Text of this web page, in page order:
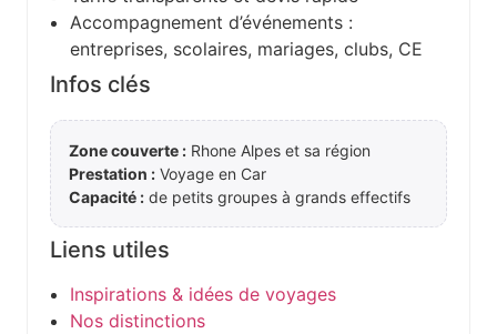
Accompagnement d’événements :
entreprises, scolaires, mariages, clubs, CE
Infos clés
Zone couverte : Rhone Alpes et sa région
Prestation : Voyage en Car
Capacité : de petits groupes à grands effectifs
Liens utiles
Inspirations & idées de voyages
Nos distinctions